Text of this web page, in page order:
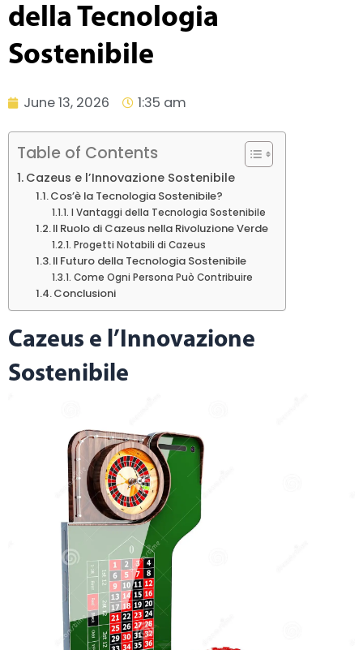
della Tecnologia
Sostenibile
June 13, 2026 1:35 am
Table of Contents
Cazeus e l’Innovazione Sostenibile
Cos’è la Tecnologia Sostenibile?
I Vantaggi della Tecnologia Sostenibile
Il Ruolo di Cazeus nella Rivoluzione Verde
Progetti Notabili di Cazeus
Il Futuro della Tecnologia Sostenibile
Come Ogni Persona Può Contribuire
Conclusioni
Cazeus e l’Innovazione
Sostenibile